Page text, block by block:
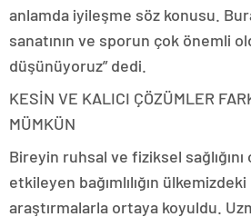
anlamda iyileşme söz konusu.
sanatının ve sporun çok önemli
düşünüyoruz” dedi.
KESİN VE KALICI ÇÖZÜMLER
MÜMKÜN
Bireyin ruhsal ve fiziksel
etkileyen bağımlılığın
araştırmalarla ortaya koyuldu.